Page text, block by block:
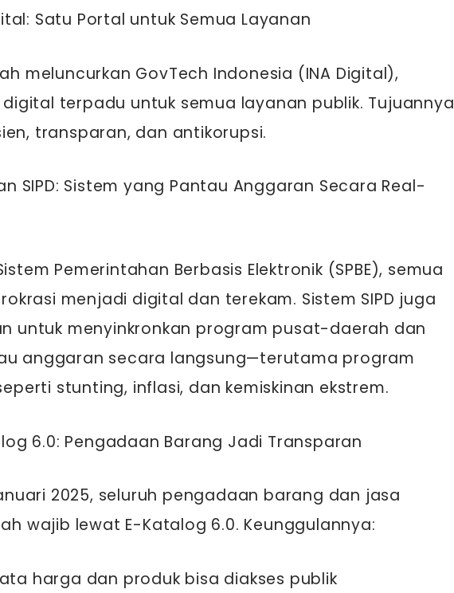
Satu Portal untuk Semua Layanan
meluncurkan GovTech Indonesia (INA Digital),
terpadu untuk semua layanan publik. Tujuannya
transparan, dan antikorupsi.
SIPD: Sistem yang Pantau Anggaran Secara Real-
Pemerintahan Berbasis Elektronik (SPBE), semua
menjadi digital dan terekam. Sistem SIPD juga
untuk menyinkronkan program pusat-daerah dan
anggaran secara langsung—terutama program
stunting, inflasi, dan kemiskinan ekstrem.
6.0: Pengadaan Barang Jadi Transparan
2025, seluruh pengadaan barang dan jasa
wajib lewat E-Katalog 6.0. Keunggulannya:
harga dan produk bisa diakses publik